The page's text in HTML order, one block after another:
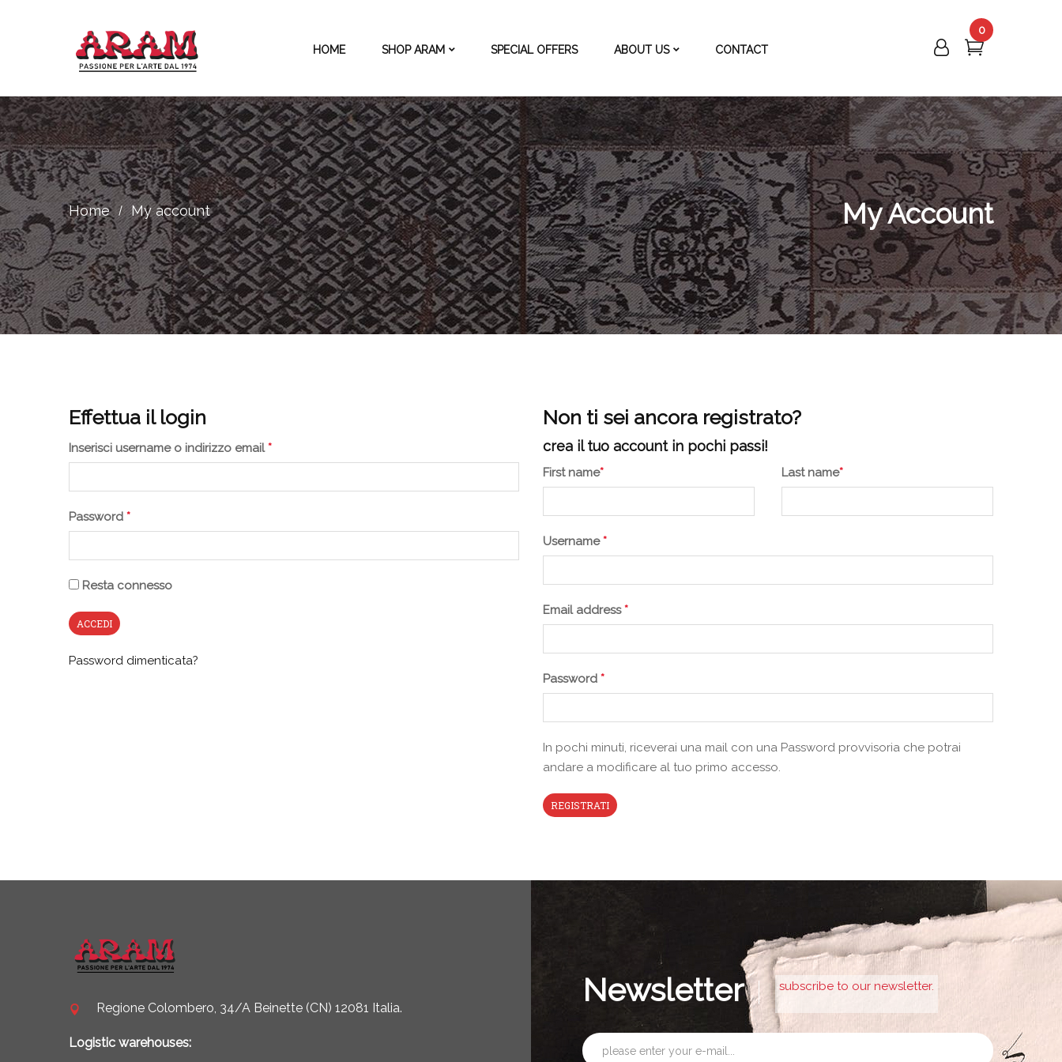
HOME SHOP ARAM SPECIAL OFFERS ABOUT US CONTACT
0
My Account
Home My account
Effettua il login
Inserisci username o indirizzo email*
Password *
Resta connesso
Password dimenticata?
Non ti sei ancora registrato?
crea il tuo account in pochi passi!
First name* Last name*
Username*
Email address*
Password *
In pochi minuti, riceverai una mail con una Password provvisoria che potrai
andare a modificare al tuo primo accesso.
Regione Colombero, 34/A Beinette (CN) 12081 Italia.
Logistic warehouses:
Newsletter subscribe to our newsletter.